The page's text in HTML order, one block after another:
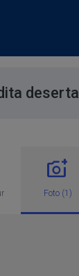
deserta
Foto (1)